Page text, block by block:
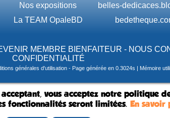
Nos expositions belles-
La TEAM OpaleBD
MEMBRE BIENFAITEUR - NOUS
CONFIDENTIALITÉ
générales d'utilisation - Page générée en 0.3024s | Mémoire
vous acceptez notre politique
fonctionnalités seront limitées. En savoir